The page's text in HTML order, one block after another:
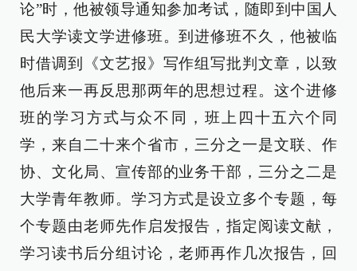
论”时，他被领导通知参加考试，随即到中国人
民大学读文学进修班。到进修班不久，他被临
时借调到《文艺报》写作组写批判文章，以致
他后来一再反思那两年的思想过程。这个进修
班的学习方式与众不同，班上四十五六个同
学，来自二十来个省市，三分之一是文联、作
协、文化局、宣传部的业务干部，三分之二是
大学青年教师。学习方式是设立多个专题，每
个专题由老师先作启发报告，指定阅读文献，
学习读书后分组讨论，老师再作几次报告，回